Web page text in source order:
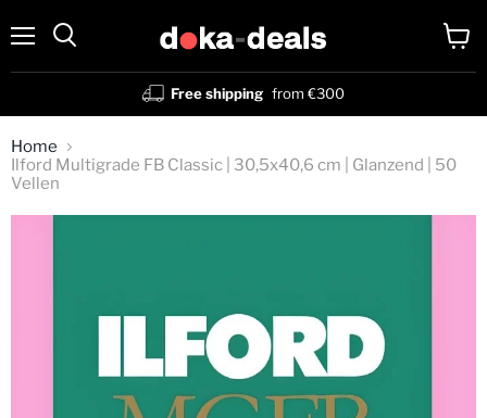
Free shipping from €300
cart
Home
Ilford Multigrade FB Classic | 30,5x40,6 cm | Glanzend | 50
Vellen